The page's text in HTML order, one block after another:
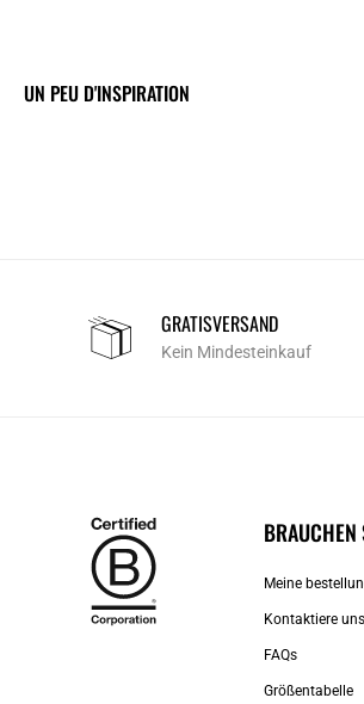
UN PEU D'INSPIRATION
GRATISVERSAND
Kein Mindesteinkauf
Meine
Kontaktiere uns​
FAQs
Größentabelle